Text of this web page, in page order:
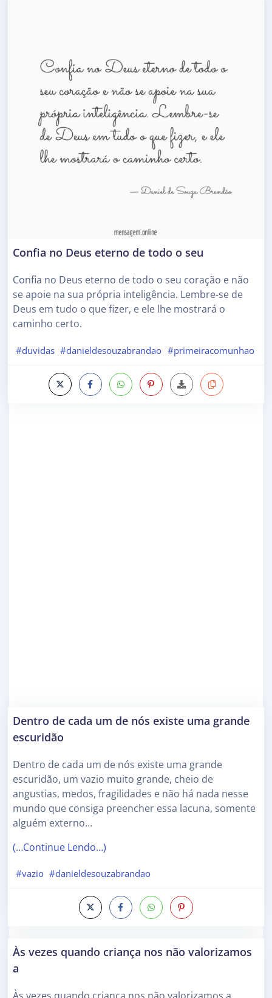
Confia no Deus eterno de todo o seu
Confia no Deus eterno de todo o seu coração e não
se apoie na sua própria inteligência. Lembre-se de
Deus em tudo o que fizer, e ele lhe mostrará o
caminho certo.
#duvidas #danieldesouzabrandao #primeiracomunhao
Dentro de cada um de nós existe uma grande
escuridão
Dentro de cada um de nós existe uma grande
escuridão, um vazio muito grande, cheio de
angustias, medos, fragilidades e não há nada nesse
mundo que consiga preencher essa lacuna, somente
alguém externo…
(…Continue Lendo…)
#vazio #danieldesouzabrandao
Às vezes quando criança nos não valorizamos
a